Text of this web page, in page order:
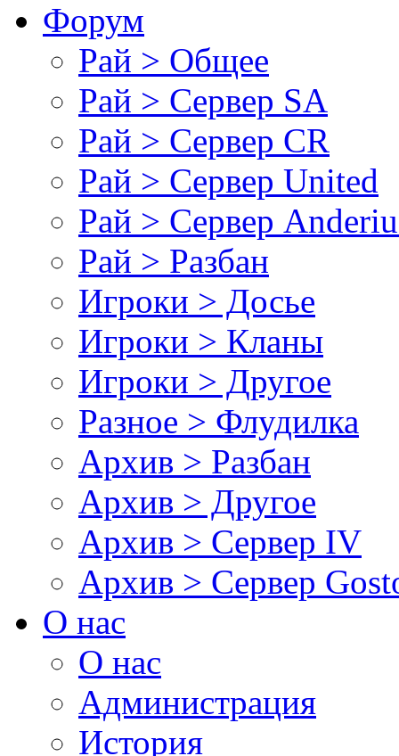
Форум
Рай > Общее
Рай > Сервер SA
Рай > Сервер CR
Рай > Сервер United
Рай > Сервер
Рай > Разбан
Игроки > Досье
Игроки > Кланы
Игроки > Другое
Разное > Флудилка
Архив > Разбан
Архив > Другое
Архив > Сервер IV
Архив > Сервер
О нас
О нас
Администрация
История